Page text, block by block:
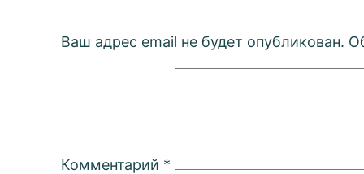
Ваш адрес email не будет опубликован.
Комментарий *